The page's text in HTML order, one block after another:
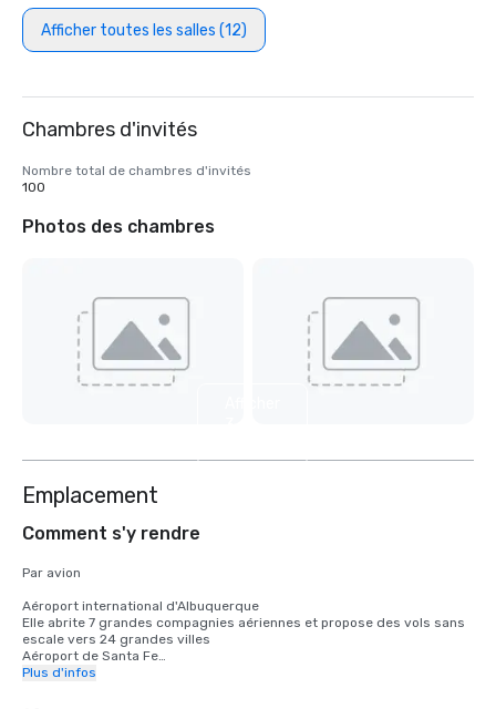
Afficher toutes les salles (12)
Chambres d'invités
Nombre total de chambres d'invités
100
Photos des chambres
Emplacement
Comment s'y rendre
Par avion
Aéroport international d'Albuquerque
Elle abrite 7 grandes compagnies aériennes et propose des vols sans
escale vers 24 grandes villes
Aéroport de Santa Fe
Dessert deux compagnies aériennes avec des vols quotidiens vers
Plus d'infos